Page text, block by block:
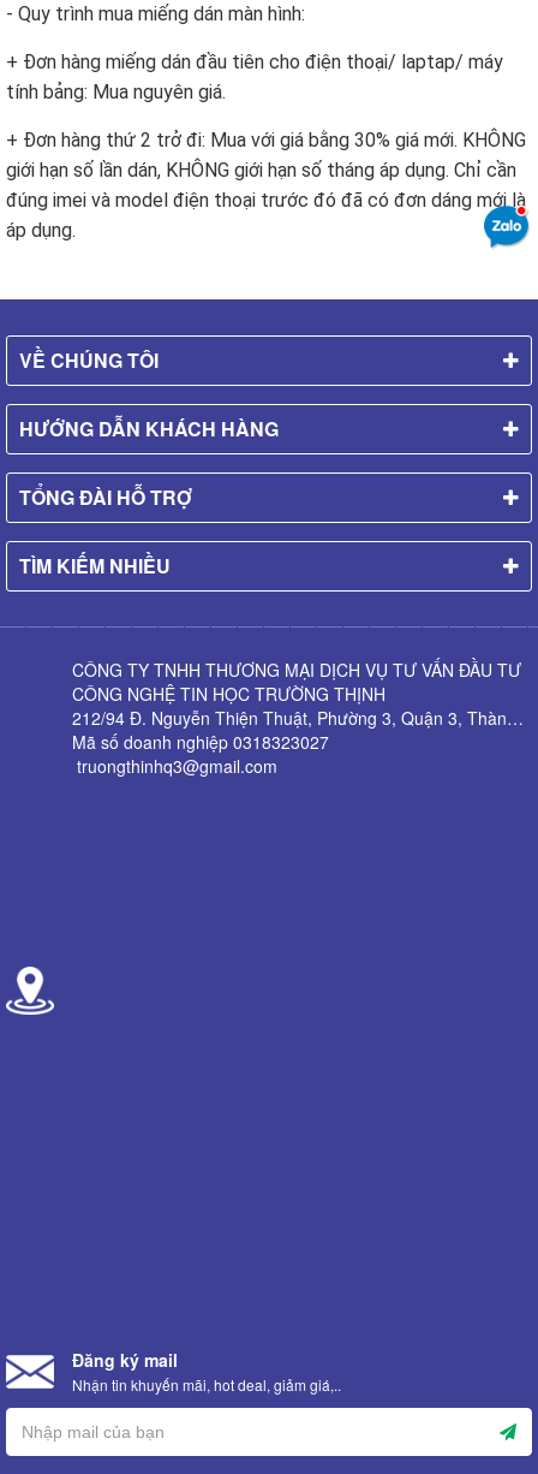
- Quy trình mua miếng dán màn hình:
+ Đơn hàng miếng dán đầu tiên cho điện thoại/ laptap/ máy
tính bảng: Mua nguyên giá.
+ Đơn hàng thứ 2 trở đi: Mua với giá bằng 30% giá mới. KHÔNG
giới hạn số lần dán, KHÔNG giới hạn số tháng áp dụng. Chỉ cần
đúng imei và model điện thoại trước đó đã có đơn dáng mới là
áp dụng.
VỀ CHÚNG TÔI
HƯỚNG DẪN KHÁCH HÀNG
TỔNG ĐÀI HỖ TRỢ
TÌM KIẾM NHIỀU
CÔNG TY TNHH THƯƠNG MẠI DỊCH VỤ TƯ VẤN ĐẦU TƯ
CÔNG NGHỆ TIN HỌC TRƯỜNG THỊNH
212/94 Đ. Nguyễn Thiện Thuật, Phường 3, Quận 3, Thành phố Hồ Chí Minh
Mã số doanh nghiệp 0318323027
truongthinhq3@gmail.com
Đăng ký mail
Nhận tin khuyến mãi, hot deal, giảm giá,..